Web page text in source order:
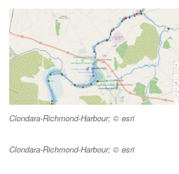
Clondara-Richmond-Harbour; © esri
Clondara-Richmond-Harbour; © esri